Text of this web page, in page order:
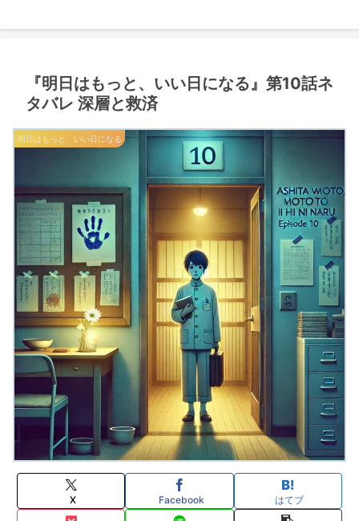
『明日はもっと、いい日になる』第10話ネ
タバレ 深層と救済
明日はもっと、いい日になる
X Facebook はてブ